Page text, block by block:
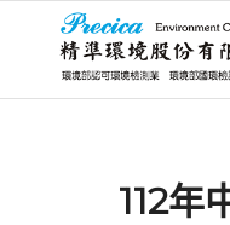
112年